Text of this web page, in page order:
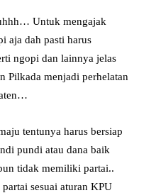
Untuk mengajak
aja dah pasti harus
ngopi dan lainnya jelas
Pilkada menjadi perhelatan
tentunya harus bersiap
pundi atau dana baik
tidak memiliki partai..
sesuai aturan KPU